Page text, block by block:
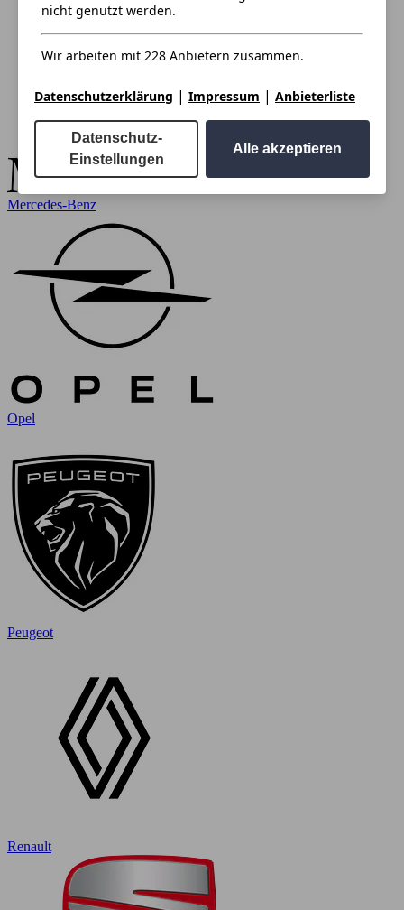
Mercedes-Benz
Opel
Peugeot
Renault
nicht genutzt werden.
Wir arbeiten mit 228 Anbietern zusammen.
Datenschutzerklärung | Impressum | Anbieterliste
Datenschutz-
Einstellungen
Alle akzeptieren